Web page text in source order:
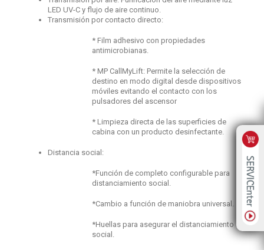
LED UV-C y flujo de aire continuo.
Transmisión por contacto directo:
* Film adhesivo con propiedades
antimicrobianas.
* MP CallMyLift: Permite la selección de
destino en modo digital desde dispositivos
móviles evitando el contacto con los
pulsadores del ascensor
* Limpieza directa de las superficies de
cabina con un producto desinfectante.
Distancia social:
*Función de completo configurable para
distanciamiento social.
*Cambio a función de maniobra universal.
*Huellas para asegurar el distanciamiento
social.